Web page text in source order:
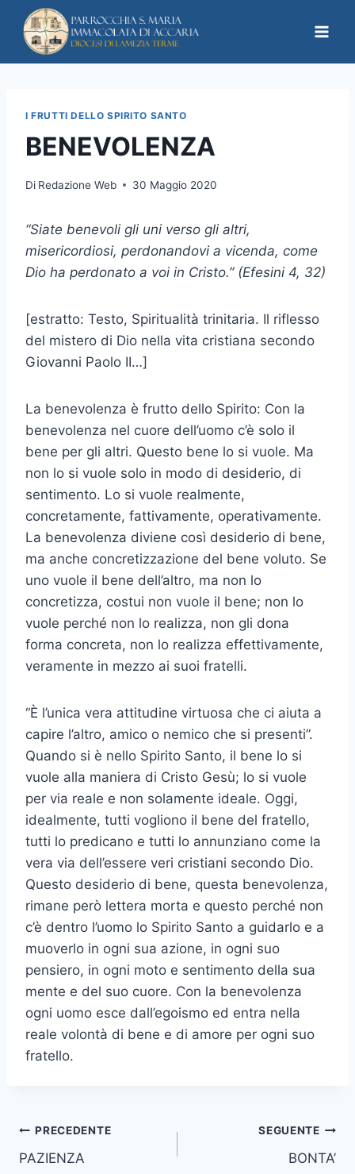
I FRUTTI DELLO SPIRITO SANTO
BENEVOLENZA
Di Redazione Web 30 Maggio 2020
“Siate benevoli gli uni verso gli altri,
misericordiosi, perdonandovi a vicenda, come
Dio ha perdonato a voi in Cristo.” (Efesini 4, 32)
[estratto: Testo, Spiritualità trinitaria. Il riflesso
del mistero di Dio nella vita cristiana secondo
Giovanni Paolo II…]
La benevolenza è frutto dello Spirito: Con la
benevolenza nel cuore dell’uomo c’è solo il
bene per gli altri. Questo bene lo si vuole. Ma
non lo si vuole solo in modo di desiderio, di
sentimento. Lo si vuole realmente,
concretamente, fattivamente, operativamente.
La benevolenza diviene così desiderio di bene,
ma anche concretizzazione del bene voluto. Se
uno vuole il bene dell’altro, ma non lo
concretizza, costui non vuole il bene; non lo
vuole perché non lo realizza, non gli dona
forma concreta, non lo realizza effettivamente,
veramente in mezzo ai suoi fratelli.
“È l’unica vera attitudine virtuosa che ci aiuta a
capire l’altro, amico o nemico che si presenti”.
Quando si è nello Spirito Santo, il bene lo si
vuole alla maniera di Cristo Gesù; lo si vuole
per via reale e non solamente ideale. Oggi,
idealmente, tutti vogliono il bene del fratello,
tutti lo predicano e tutti lo annunziano come la
vera via dell’essere veri cristiani secondo Dio.
Questo desiderio di bene, questa benevolenza,
rimane però lettera morta e questo perché non
c’è dentro l’uomo lo Spirito Santo a guidarlo e a
muoverlo in ogni sua azione, in ogni suo
pensiero, in ogni moto e sentimento della sua
mente e del suo cuore. Con la benevolenza
ogni uomo esce dall’egoismo ed entra nella
reale volontà di bene e di amore per ogni suo
fratello.
PRECEDENTE
PAZIENZA
SEGUENTE
BONTA’